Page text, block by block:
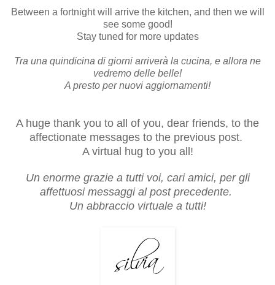
Between a fortnight will arrive the kitchen, and then we will
see some good!
Stay tuned for more updates
Tra una quindicina di giorni arriverà la cucina, e allora ne
vedremo delle belle!
A presto per nuovi aggiornamenti!
A huge thank you to all of you, dear friends, to the
affectionate messages to the previous post.
A virtual hug to you all!
Un enorme grazie a tutti voi, cari amici, per gli
affettuosi messaggi al post precedente.
Un abbraccio virtuale a tutti!